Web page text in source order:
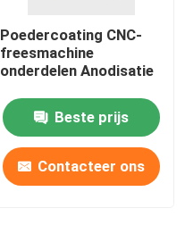
Poedercoating CNC-
freesmachine
onderdelen Anodisatie
Beste prijs
Contacteer ons